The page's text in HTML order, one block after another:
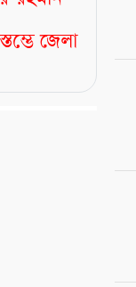
জেলা